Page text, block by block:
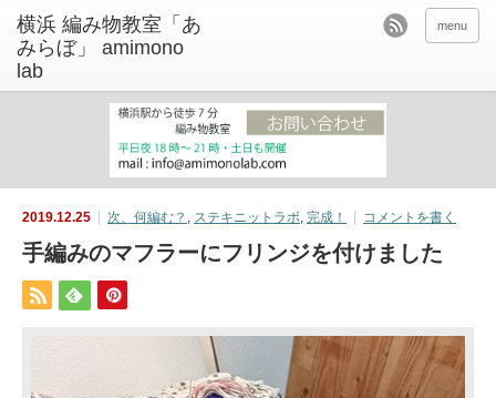
menu
2019.12.25 次、何編む？ , ステキニットラボ, 完成！ コメントを書く
手編みのマフラーにフリンジを付けました